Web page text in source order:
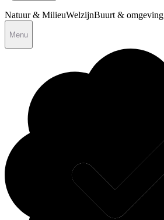
Natuur & MilieuWelzijnBuurt & omgeving
Menu